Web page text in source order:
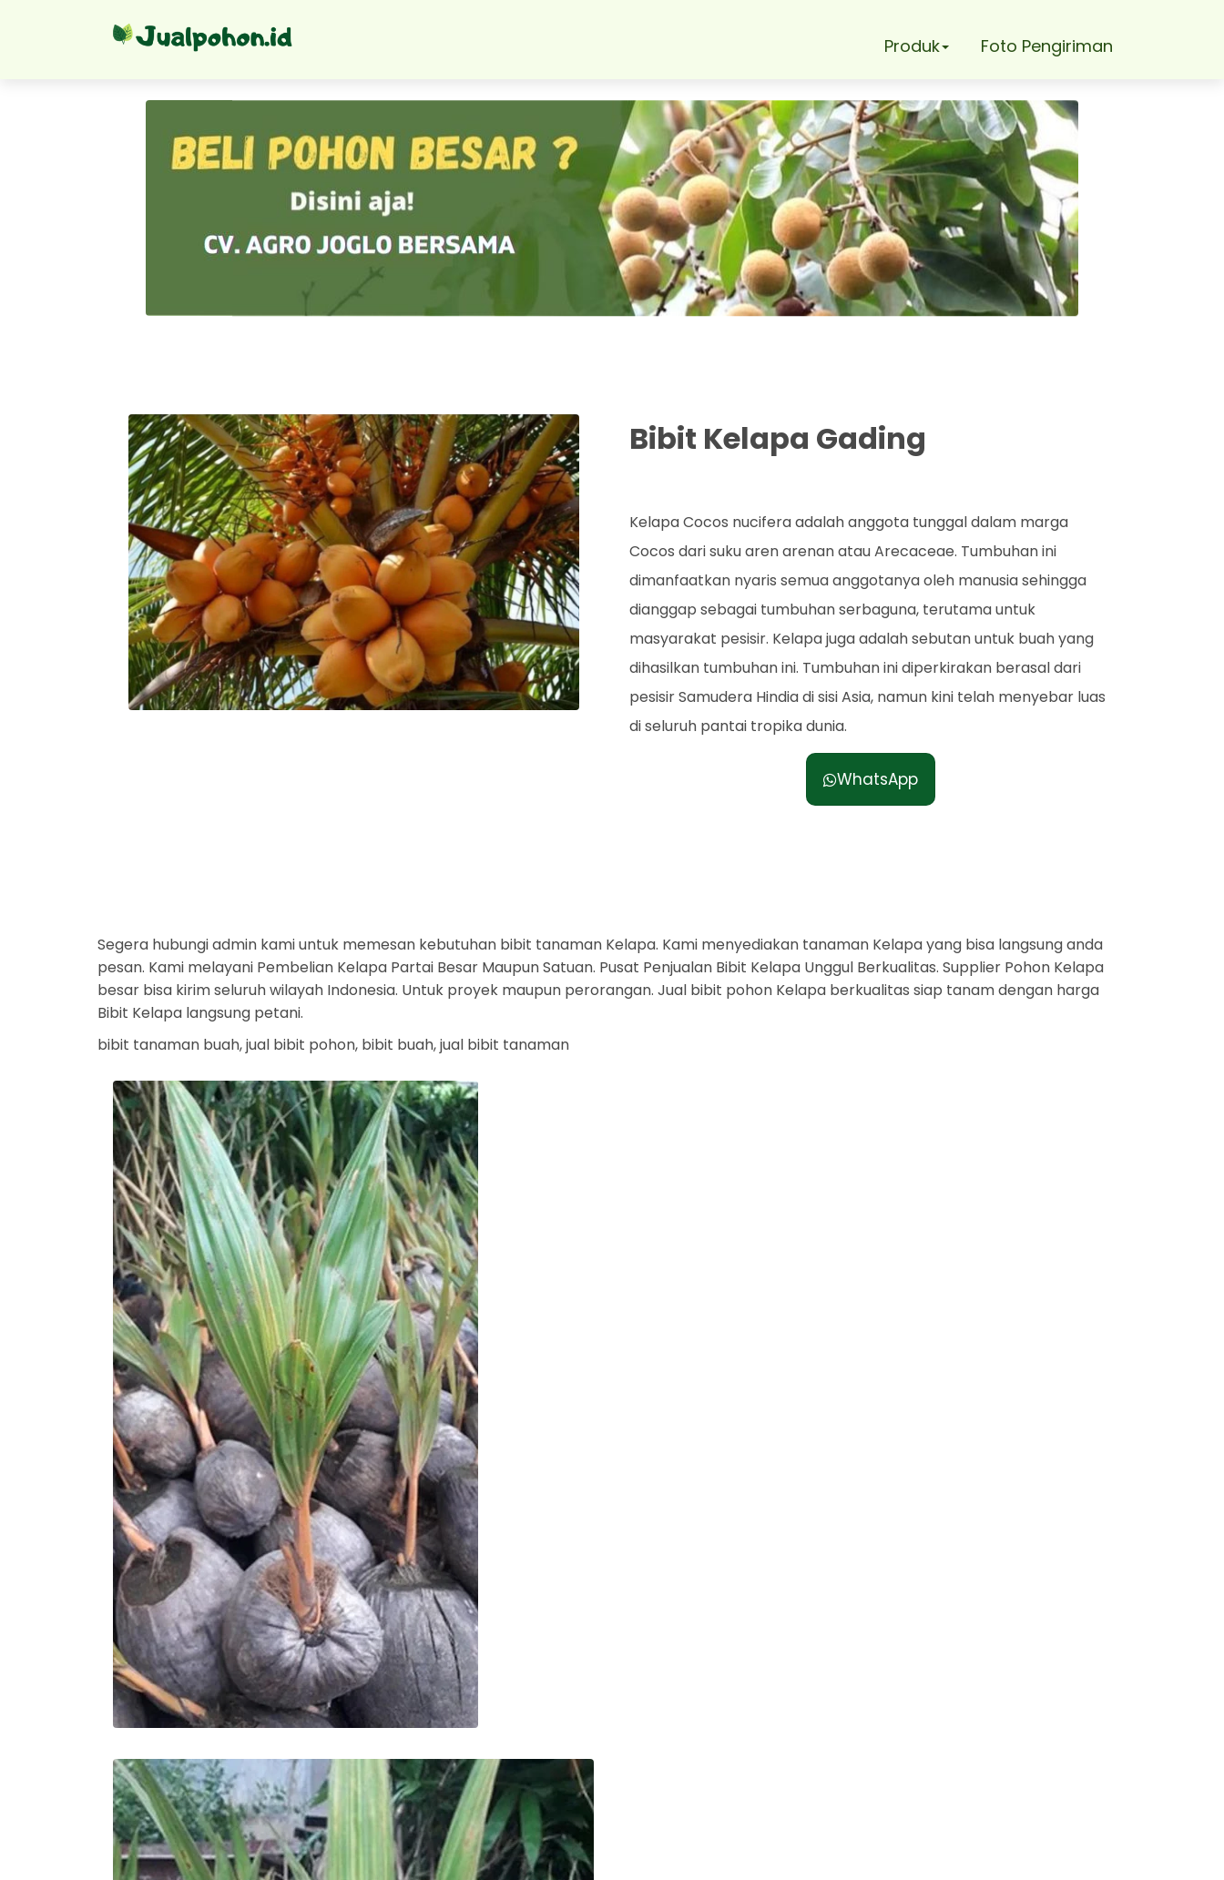
Produk Foto Pengiriman
Bibit Kelapa Gading
Kelapa Cocos nucifera adalah anggota tunggal dalam marga
Cocos dari suku aren arenan atau Arecaceae. Tumbuhan ini
dimanfaatkan nyaris semua anggotanya oleh manusia sehingga
dianggap sebagai tumbuhan serbaguna, terutama untuk
masyarakat pesisir. Kelapa juga adalah sebutan untuk buah yang
dihasilkan tumbuhan ini. Tumbuhan ini diperkirakan berasal dari
pesisir Samudera Hindia di sisi Asia, namun kini telah menyebar luas
di seluruh pantai tropika dunia.
WhatsApp
Segera hubungi admin kami untuk memesan kebutuhan bibit tanaman Kelapa. Kami menyediakan tanaman Kelapa yang bisa langsung anda
pesan. Kami melayani Pembelian Kelapa Partai Besar Maupun Satuan. Pusat Penjualan Bibit Kelapa Unggul Berkualitas. Supplier Pohon Kelapa
besar bisa kirim seluruh wilayah Indonesia. Untuk proyek maupun perorangan. Jual bibit pohon Kelapa berkualitas siap tanam dengan harga
Bibit Kelapa langsung petani.
bibit tanaman buah, jual bibit pohon, bibit buah, jual bibit tanaman